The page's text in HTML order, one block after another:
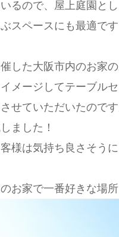
るので、屋上庭園と
スペースにも最適で
した大阪市内のお家
メージしてテーブル
せていただいたので
ました！
様は気持ち良さそう
お家で一番好きな場